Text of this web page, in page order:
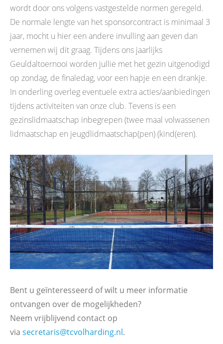
wordt door ons volgens vastgestelde normen geregeld.
De normale lengte van het sponsorcontract is minimaal 3
jaar, mocht u hier een andere invulling aan geven dan
vernemen wij dit graag. Tijdens ons jaarlijks
Geuldaltoernooi worden jullie met het gezin uitgenodigd
op zondag, de finaledag, voor een hapje en een drankje.
In onderling overleg eventuele extra acties/aanbiedingen
tijdens activiteiten van onze club. Tevens is een
gezinslidmaatschap inbegrepen (twee maal volwassenen
lidmaatschap en jeugdlidmaatschap(pen) (kind(eren).
Bent u geïnteresseerd of wilt u meer informatie
ontvangen over de mogelijkheden?
Neem vrijblijvend contact op
via secretaris@tcvolharding.nl.